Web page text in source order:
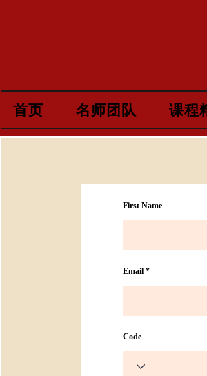
首页 名师团队 课程
First Name
Email
Code